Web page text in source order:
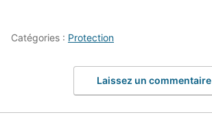
Catégories : Protection
Laissez un commentaire